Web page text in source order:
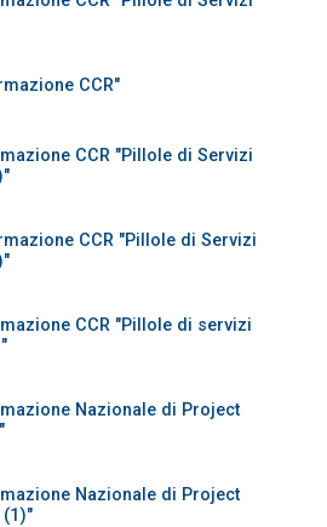
CCR"
CCR "Pillole di Servizi
CCR "Pillole di Servizi
CCR "Pillole di servizi
Nazionale di Project
Nazionale di Project
(1)"